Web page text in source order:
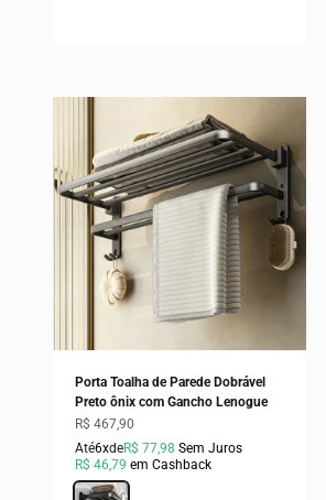
Porta Toalha de Parede Dobrável
Preto ônix com Gancho Lenogue
Preço promocional
R$ 467,90
Até6xdeR$ 77,98 Sem Juros
R$ 46,79 em Cashback
Cor
Preto